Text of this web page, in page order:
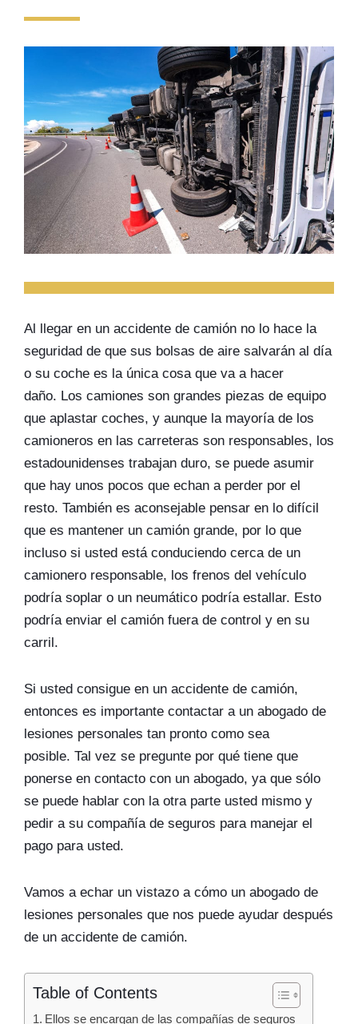
Al llegar en un accidente de camión no lo hace la
seguridad de que sus bolsas de aire salvarán al día
o su coche es la única cosa que va a hacer
daño. Los camiones son grandes piezas de equipo
que aplastar coches, y aunque la mayoría de los
camioneros en las carreteras son responsables, los
estadounidenses trabajan duro, se puede asumir
que hay unos pocos que echan a perder por el
resto. También es aconsejable pensar en lo difícil
que es mantener un camión grande, por lo que
incluso si usted está conduciendo cerca de un
camionero responsable, los frenos del vehículo
podría soplar o un neumático podría estallar. Esto
podría enviar el camión fuera de control y en su
carril.
Si usted consigue en un accidente de camión,
entonces es importante contactar a un abogado de
lesiones personales tan pronto como sea
posible. Tal vez se pregunte por qué tiene que
ponerse en contacto con un abogado, ya que sólo
se puede hablar con la otra parte usted mismo y
pedir a su compañía de seguros para manejar el
pago para usted.
Vamos a echar un vistazo a cómo un abogado de
lesiones personales que nos puede ayudar después
de un accidente de camión.
Table of Contents
Ellos se encargan de las compañías de seguros